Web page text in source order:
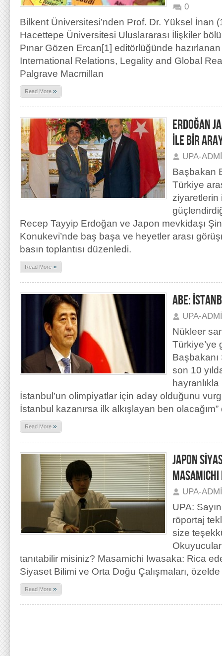
0
Bilkent Üniversitesi’nden Prof. Dr. Yüksel İnan
Hacettepe Üniversitesi Uluslararası İlişkiler
Pınar Gözen Ercan[1] editörlüğünde
International Relations, Legality and Global
Palgrave Macmillan
Read More »
ERDOĞAN
İLE BİR
UPA-
Başbakan
Türkiye
ziyaretlerin
Recep Tayyip Erdoğan ve Japon mevkidaşı
Konukevi’nde baş başa ve heyetler arası
basın toplantısı düzenledi.
Read More »
ABE:
UPA-
Nükleer
Türkiye’ye
Başbakanı
son 10
İstanbul’un olimpiyatlar için aday olduğunu
İstanbul kazanırsa ilk alkışlayan ben
Read More »
JAPON
MASAMICHI
UPA-
UPA:
röportaj
size
tanıtabilir misiniz? Masamichi Iwasaka: Rica
Siyaset Bilimi ve Orta Doğu Çalışmaları,
Read More »